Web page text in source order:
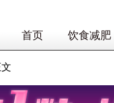
首页 饮食减肥